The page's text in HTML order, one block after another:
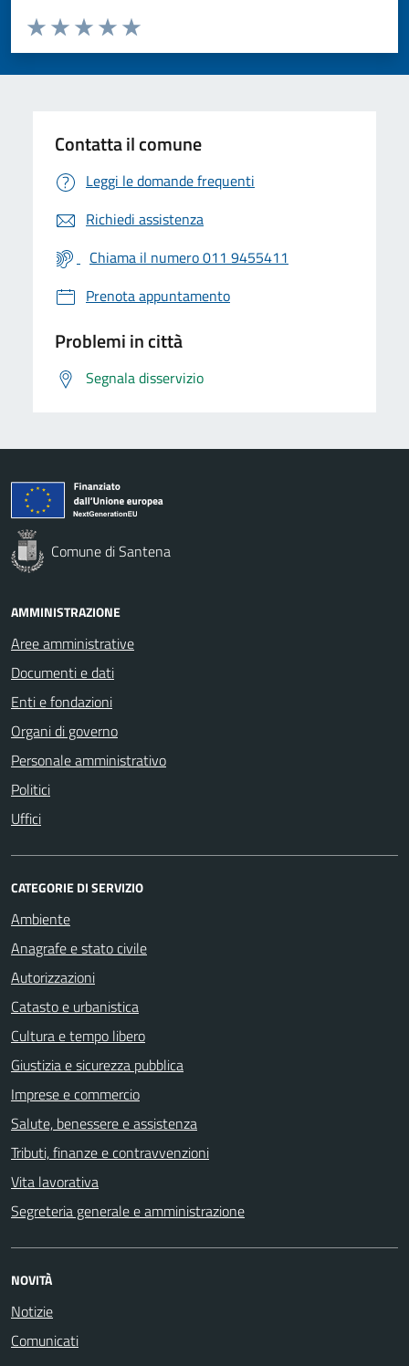
Valuta da 1 a 5 stelle la pagina
Valuta 5 stelle su 5
Valuta 4 stelle su 5
Valuta 3 stelle su 5
Valuta 2 stelle su 5
Valuta 1 stelle su 5
Contatta il comune
Leggi le domande frequenti
Richiedi assistenza
Chiama il numero 011 9455411
Prenota appuntamento
Problemi in città
Segnala disservizio
Comune di Santena
AMMINISTRAZIONE
Aree amministrative
Documenti e dati
Enti e fondazioni
Organi di governo
Personale amministrativo
Politici
Uffici
CATEGORIE DI SERVIZIO
Ambiente
Anagrafe e stato civile
Autorizzazioni
Catasto e urbanistica
Cultura e tempo libero
Giustizia e sicurezza pubblica
Imprese e commercio
Salute, benessere e assistenza
Tributi, finanze e contravvenzioni
Vita lavorativa
Segreteria generale e amministrazione
NOVITÀ
Notizie
Comunicati